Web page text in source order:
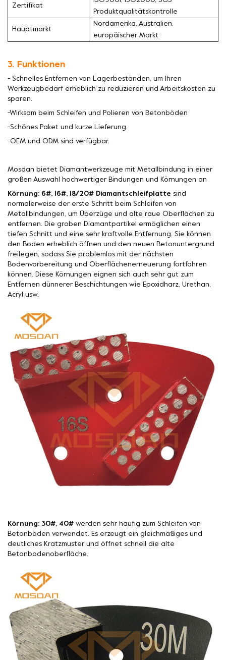
Zertifikat
Produktqualitätskontrolle
Hauptmarkt
Nordamerika, Australien,
europäischer Markt
3. Funktionen
- Schnelles Entfernen von Lagerbeständen, um Ihren
Werkzeugbedarf erheblich zu reduzieren und Arbeitskosten zu
sparen.
-Wirksam beim Schleifen und Polieren von Betonböden
-Schönes Paket und kurze Lieferung.
-OEM und ODM sind verfügbar.
Mosdan bietet Diamantwerkzeuge mit Metallbindung in einer
großen Auswahl hochwertiger Bindungen und Körnungen an
Körnung: 6#, 16#, 18/20# Diamantschleifplatte sind
normalerweise der erste Schritt beim Schleifen von
Metallbindungen, um Überzüge und alte raue Oberflächen zu
entfernen. Die groben Diamantpartikel ermöglichen einen
tiefen Schnitt und eine sehr kraftvolle Entfernung. Sie können
den Boden erheblich öffnen und den neuen Betonuntergrund
freilegen, sodass Sie problemlos mit der nächsten
Bodenvorbereitung und Oberflächenerneuerung fortfahren
können. Diese Körnungen eignen sich auch sehr gut zum
Entfernen dünnerer Beschichtungen wie Epoxidharz, Urethan,
Acryl usw.
Körnung: 30#, 40# werden sehr häufig zum Schleifen von
Betonböden verwendet. Es erzeugt ein gleichmäßiges und
deutliches Kratzmuster und öffnet schnell die alte
Betonbodenoberfläche.